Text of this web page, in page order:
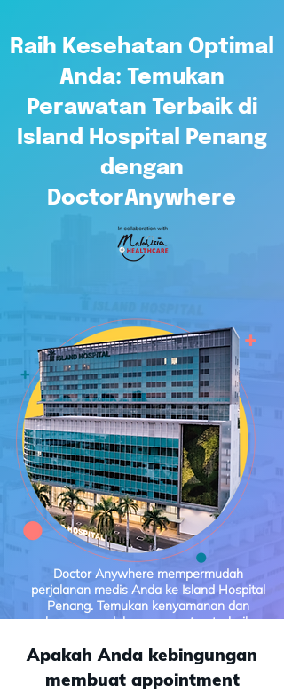
Raih Kesehatan Optimal
Anda: Temukan
Perawatan Terbaik di
Island Hospital Penang
dengan
DoctorAnywhere
Doctor Anywhere mempermudah
perjalanan medis Anda ke Island Hospital
Penang. Temukan kenyamanan dan
keamanan dalam perawatan terbaik
Hubungi Kami
Apakah Anda kebingungan
membuat appointment